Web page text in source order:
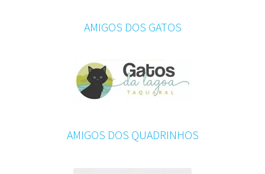
AMIGOS DOS GATOS
AMIGOS DOS QUADRINHOS